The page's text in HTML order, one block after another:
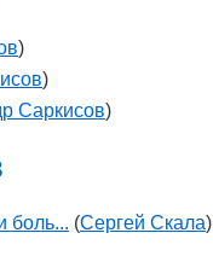
)
)
Саркисов)
боль... (Сергей Скала)